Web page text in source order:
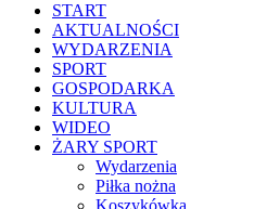
START
AKTUALNOŚCI
WYDARZENIA
SPORT
GOSPODARKA
KULTURA
WIDEO
ŻARY SPORT
Wydarzenia
Piłka nożna